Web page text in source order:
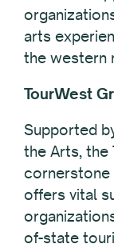
arts
the western
TourWest
Supported
the Arts, the
offers vital
of-state